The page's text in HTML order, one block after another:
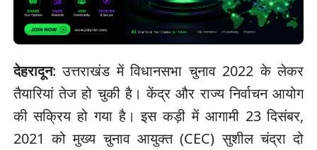
देहरादून: उत्तराखंड में विधानसभा चुनाव 2022 के लेकर
तैयारियां तेज हो चुकी है। केंद्र और राज्य निर्वाचन आयोग
की सक्रिय हो गया है। इस कड़ी में आगामी 23 दिसंबर,
2021 को मुख्य चुनाव आयुक्त (CEC) सुशील चंद्रा दो